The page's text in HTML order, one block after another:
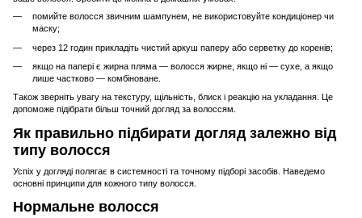
помийте волосся звичним шампунем, не використовуйте кондиціонер чи
маску;
через 12 годин прикладіть чистий аркуш паперу або серветку до коренів;
якщо на папері є жирна пляма — волосся жирне, якщо ні — сухе, а якщо
лише частково — комбіноване.
Також зверніть увагу на текстуру, щільність, блиск і реакцію на укладання. Це
допоможе підібрати більш точний догляд за волоссям.
Як правильно підбирати догляд залежно від
типу волосся
Успіх у догляді полягає в системності та точному підборі засобів. Наведемо
основні принципи для кожного типу волосся.
Нормальне волосся